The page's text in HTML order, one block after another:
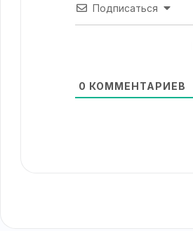
Подписаться
0 КОММЕНТАРИЕВ